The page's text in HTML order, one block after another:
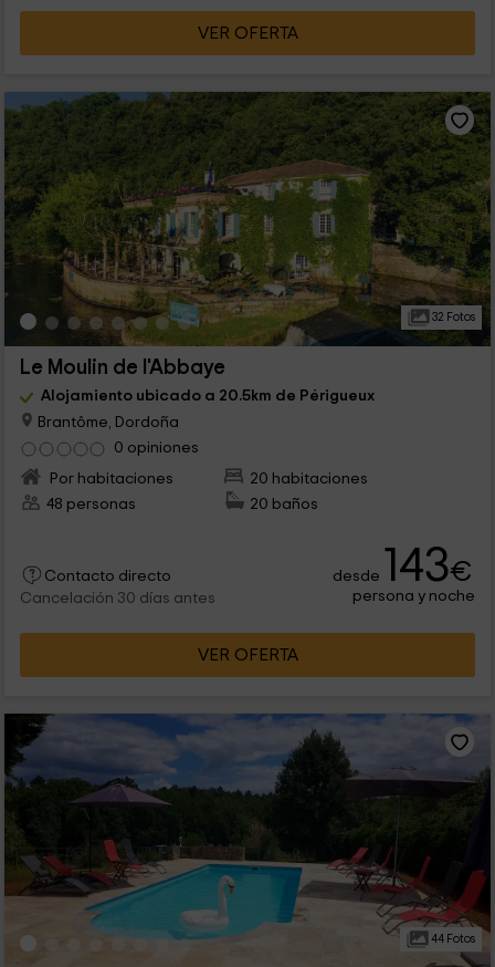
VER OFERTA
32 Fotos
Le Moulin de l'Abbaye
Alojamiento ubicado a 20.5km de Périgueux
Brantôme, Dordoña
0 opiniones
Por habitaciones
20 habitaciones
48 personas
20 baños
Contacto directo
Cancelación 30 días antes
desde 143€
persona y noche
VER OFERTA
44 Fotos